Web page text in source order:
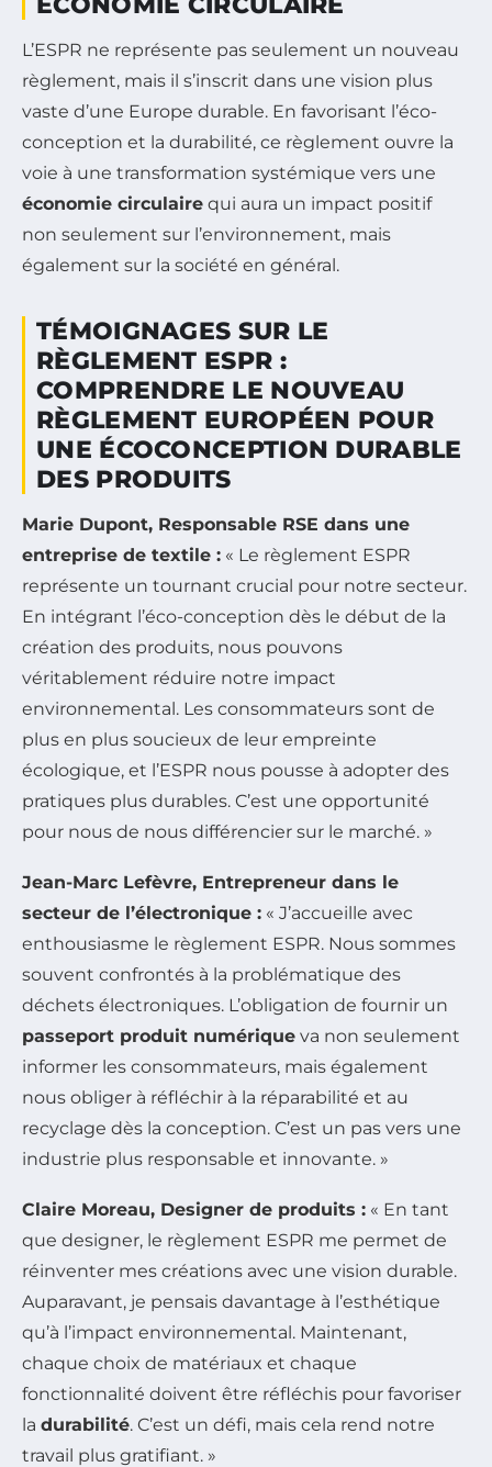
L’ESPR ne représente pas seulement un nouveau
règlement, mais il s’inscrit dans une vision plus
vaste d’une Europe durable. En favorisant l’éco-
conception et la durabilité, ce règlement ouvre la
voie à une transformation systémique vers une
économie circulaire qui aura un impact positif
non seulement sur l’environnement, mais
également sur la société en général.
TÉMOIGNAGES SUR LE
RÈGLEMENT ESPR :
COMPRENDRE LE NOUVEAU
RÈGLEMENT EUROPÉEN POUR
UNE ÉCOCONCEPTION DURABLE
DES PRODUITS
Marie Dupont, Responsable RSE dans une
entreprise de textile : « Le règlement ESPR
représente un tournant crucial pour notre secteur.
En intégrant l’éco-conception dès le début de la
création des produits, nous pouvons
véritablement réduire notre impact
environnemental. Les consommateurs sont de
plus en plus soucieux de leur empreinte
écologique, et l’ESPR nous pousse à adopter des
pratiques plus durables. C’est une opportunité
pour nous de nous différencier sur le marché. »
Jean-Marc Lefèvre, Entrepreneur dans le
secteur de l’électronique : « J’accueille avec
enthousiasme le règlement ESPR. Nous sommes
souvent confrontés à la problématique des
déchets électroniques. L’obligation de fournir un
passeport produit numérique va non seulement
informer les consommateurs, mais également
nous obliger à réfléchir à la réparabilité et au
recyclage dès la conception. C’est un pas vers une
industrie plus responsable et innovante. »
Claire Moreau, Designer de produits : « En tant
que designer, le règlement ESPR me permet de
réinventer mes créations avec une vision durable.
Auparavant, je pensais davantage à l’esthétique
qu’à l’impact environnemental. Maintenant,
chaque choix de matériaux et chaque
fonctionnalité doivent être réfléchis pour favoriser
la durabilité. C’est un défi, mais cela rend notre
travail plus gratifiant. »